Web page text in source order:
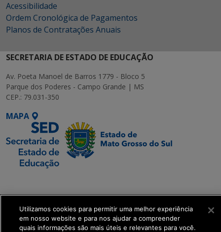
Acessibilidade
Ordem Cronológica de Pagamentos
Planos de Contratações Anuais
SECRETARIA DE ESTADO DE EDUCAÇÃO
Av. Poeta Manoel de Barros 1779 - Bloco 5
Parque dos Poderes - Campo Grande | MS
CEP.: 79.031-350
MAPA
Executiva de
Transformação Digital
Utilizamos cookies para permitir uma melhor experiência
em nosso website e para nos ajudar a compreender
quais informações são mais úteis e relevantes para você.